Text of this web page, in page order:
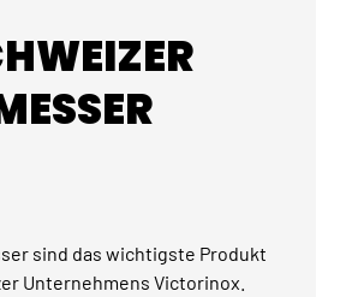
sind das wichtigste Produkt
Unternehmens Victorinox.